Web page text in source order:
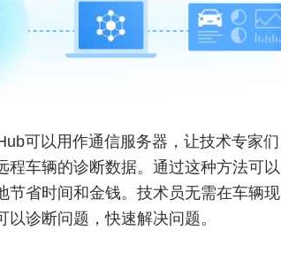
可以用作通信服务器，让技术专家们
程车辆的诊断数据。通过这种方法可以
节省时间和金钱。技术员无需在车辆现
以诊断问题，快速解决问题。